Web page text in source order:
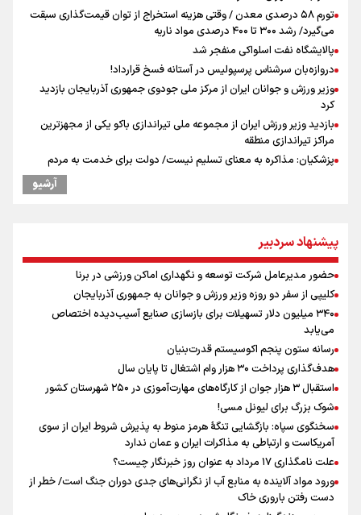
تورم ۵۸ درصدی معدن / وقتی هزینه استخراج از توان قیمت‌گذاری سبقت
می‌گیرد/ رشد ۳۰۰ تا ۴۰۰ درصدی مواد ناریه
پالایشگاه نفت اسلواکی منفجر شد
دروازه‌بان سرشناس پرسپولیس در آستانه فسخ قرارداد!
وزیر ورزش و جوانان ایران از مرکز ملی جودوی جمهوری آذربایجان بازدید
کرد
بازدید وزیر ورزش ایران از مجموعه ملی تیراندازی باکو یکی از مجهزترین
مراکز تیراندازی منطقه
پزشکیان: مذاکره به معنای تسلیم نیست/ دولت برای خدمت به مردم
خواهد ایستاد/ هیچ اختلافی میان دولت و نیروهای مسلح وجود ندارد
پیش بینی نرخ ارز، طلا و سکه شنبه ۱۷مرداد/ طلا و دلار در آستانه یک تغییر
افزایش شمار شهدای لبنان به چهار هزار و ۳۳۵ شهید
دبیرکل گردان‌های سیدالشهدا عراق: پاسخ به تجاوزهای عربستان همچنان
در دستور کار است
یوسفی: جای بخیه سرم یادگار یک سانحه است، نه دعوا!/ انتظار داشتیم تیم
ملی از گروهش صعود کند + فیلم
رونمایی از شماره پیراهن جدید بازیکنان استقلال
آرشیو
پیشنهاد سردبیر
حضور مدیرعامل شرکت توسعه و نگهداری اماکن ورزشی در برنا
کلیپی از سفر دو روزه وزیر ورزش و جوانان به جمهوری آذربایجان
۳۴۰ میلیون دلار تسهیلات برای بازسازی صنایع آسیب‌دیده اختصاص
می‌یابد
رسانه ستون پنجم اکوسیستم قدرت‌بنیان
هدف‌گذاری پرداخت ۳۰ هزار وام اشتغال تا پایان سال
استقبال ۳ هزار جوان از کارگاه‌های مهارت‌آموزی در ۲۵۰ شهرستان کشور
شوک بزرگ برای لیونل مسی!
سخنگوی سپاه: بازگشایی تنگۀ هرمز منوط به پذیرش شروط ایران از سوی
آمریکاست و ارتباطی به مذاکرات ایران و عمان ندارد
علت نامگذاری ۱۷ مرداد به عنوان روز خبرنگار چیست؟
ورود مواد آلاینده به منابع آب از نگرانی‌های جدی دوران جنگ است/ خطر از
دست رفتن باروری خاک